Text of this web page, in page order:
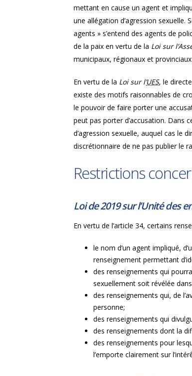
mettant en cause un agent et
une allégation d’agression sexuelle.
agents » s’entend des agents de
de la paix en vertu de la Loi sur
municipaux, régionaux et
En vertu de la Loi sur l’UES, le
existe des motifs raisonnables de
le pouvoir de faire porter une
peut pas porter d’accusation. Dans
d’agression sexuelle, auquel cas le
discrétionnaire de ne pas publier le
Restrictions
Loi de 2019 sur l’Unité des
En vertu de l’article 34, certains
le nom d’un agent impliqué,
renseignement permettant
des renseignements qui
sexuellement soit révélée
des renseignements qui, de
personne;
des renseignements qui
des renseignements dont la
des renseignements pour
l’emporte clairement sur